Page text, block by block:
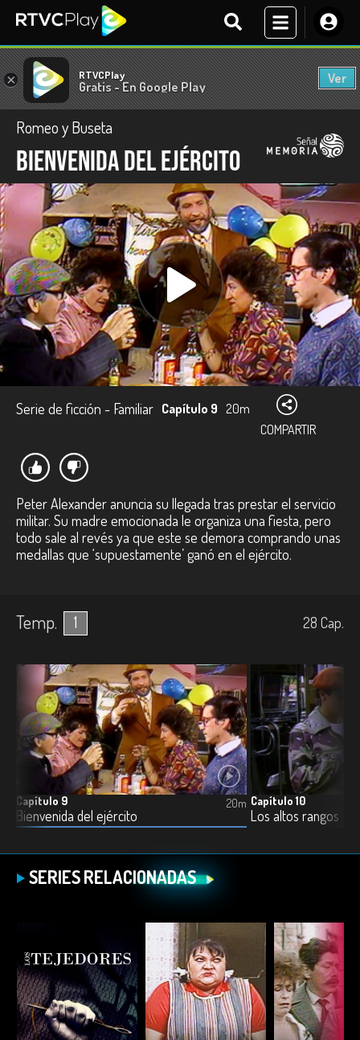
× RTVCPlay
Gratis - En Google Play
Ver
Romeo y Buseta
Bienvenida del ejército
Serie de ficción - Familiar Capítulo 9 20m
COMPARTIR
Peter Alexander anuncia su llegada tras prestar el servicio
militar. Su madre emocionada le organiza una fiesta, pero
todo sale al revés ya que este se demora comprando unas
medallas que ‘supuestamente’ ganó en el ejército.
Temp. 1 28 Cap.
Capítulo 9
Bienvenida del ejército
20m Capítulo 10
Los altos rangos
SERIES RELACIONADAS